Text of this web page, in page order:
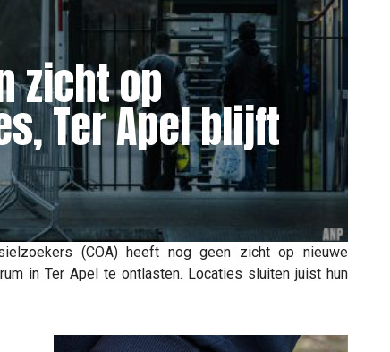
zicht op
Ter Apel blijft
(COA) heeft nog geen zicht op nieuwe
in Ter Apel te ontlasten. Locaties sluiten juist hun